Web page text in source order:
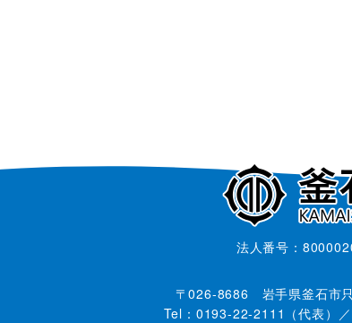
法人番号：
〒026-8686 岩手県釜石市
Tel：0193-22-2111（代表）